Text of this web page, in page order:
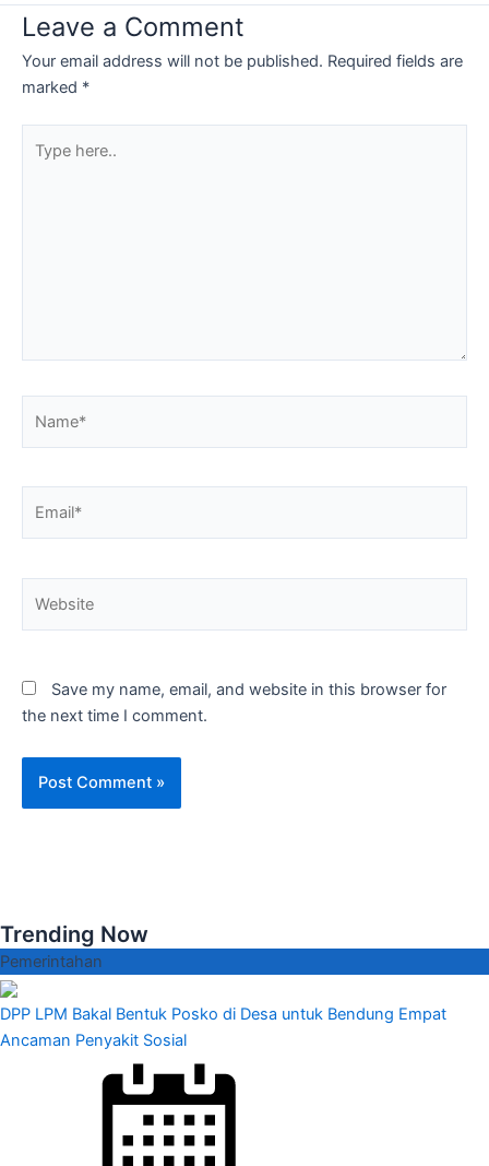
Leave a Comment
Your email address will not be published. Required fields are
marked *
here..
Save my name, email, and website in this browser for
the next time I comment.
Trending Now
Pemerintahan
DPP LPM Bakal Bentuk Posko di Desa untuk Bendung Empat
Ancaman Penyakit Sosial